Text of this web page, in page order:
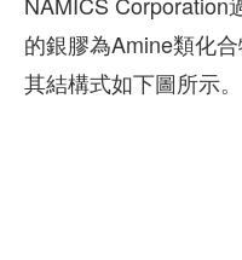
的銀膠為Amine類化
其結構式如下圖所示。